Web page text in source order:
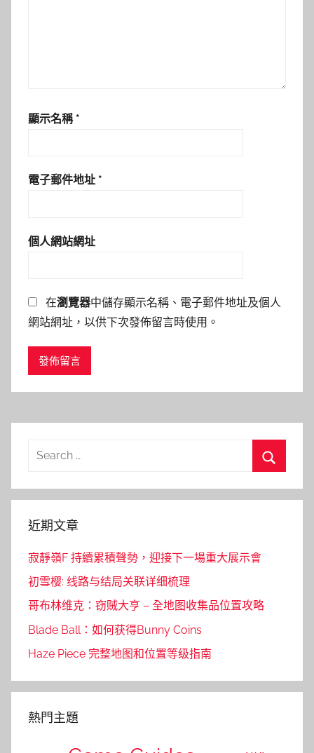
顯示名稱 *
電子郵件地址 *
個人網站網址
在瀏覽器中儲存顯示名稱、電子郵件地址及個人
網站網址，以供下次發佈留言時使用。
Search
近期文章
寂靜嶺F 持續累積聲勢，迎接下一場重大展示會
初雪樱: 线路与结局关联详细梳理
哥布林维克：窃贼大亨 – 全地图收集品位置攻略
Blade Ball：如何获得Bunny Coins
Haze Piece 完整地图和位置等级指南
熱門主題